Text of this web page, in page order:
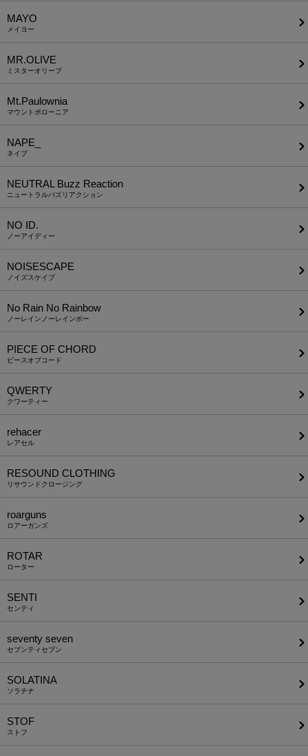
MAYO
メイヨー
MR.OLIVE
ミスターオリーブ
Mt.Paulownia
マウントポローニア
NAPE_
ネイプ
NEUTRAL Buzz Reaction
ニュートラルバズリアクション
NO ID.
ノーアイディー
NOISESCAPE
ノイズスケイプ
No Rain No Rainbow
ノーレインノーレインボー
PIECE OF CHORD
ピースオブコード
QWERTY
クワーティー
rehacer
レアセル
RESOUND CLOTHING
リサウンドクロージング
roarguns
ロアーガンズ
ROTAR
ローター
SENTI
センティ
seventy seven
セブンティセブン
SOLATINA
ソラチナ
STOF
ストフ